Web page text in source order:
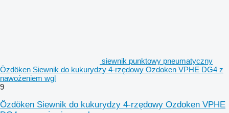
siewnik punktowy pneumatyczny
Özdöken Siewnik do kukurydzy 4-rzędowy Ozdoken VPHE DG4 z
nawożeniem wgl
9
Özdöken Siewnik do kukurydzy 4-rzędowy Ozdoken VPHE